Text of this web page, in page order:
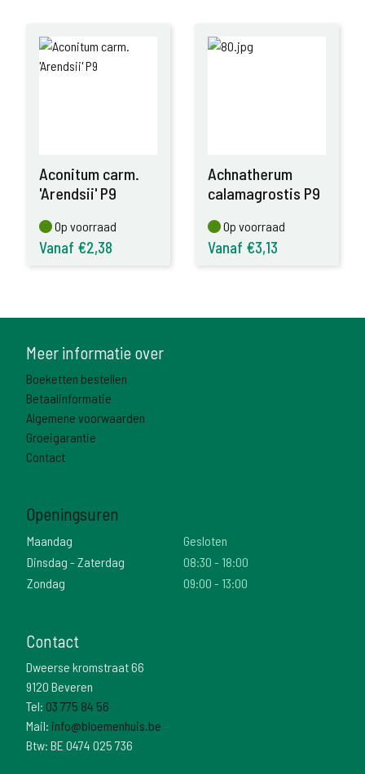
Aconitum carm.
'Arendsii' P9
Op voorraad
Op voorraad
Vanaf €2,38
Achnatherum
calamagrostis P9
Op voorraad
Op voorraad
Vanaf €3,13
Meer informatie over
Boeketten bestellen
Betaalinformatie
Algemene voorwaarden
Groeigarantie
Contact
Openingsuren
Maandag
Gesloten
Dinsdag - Zaterdag
08:30 - 18:00
Zondag
09:00 - 13:00
Contact
Dweerse kromstraat 66
9120 Beveren
Tel: 03 775 84 56
Mail: info@bloemenhuis.be
Btw: BE 0474 025 736